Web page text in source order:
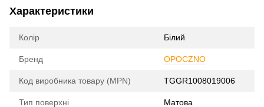
Характеристики
Колір Білий
Бренд OPOCZNO
Код виробника товару (MPN) TGGR1008019006
Тип поверхні Матова